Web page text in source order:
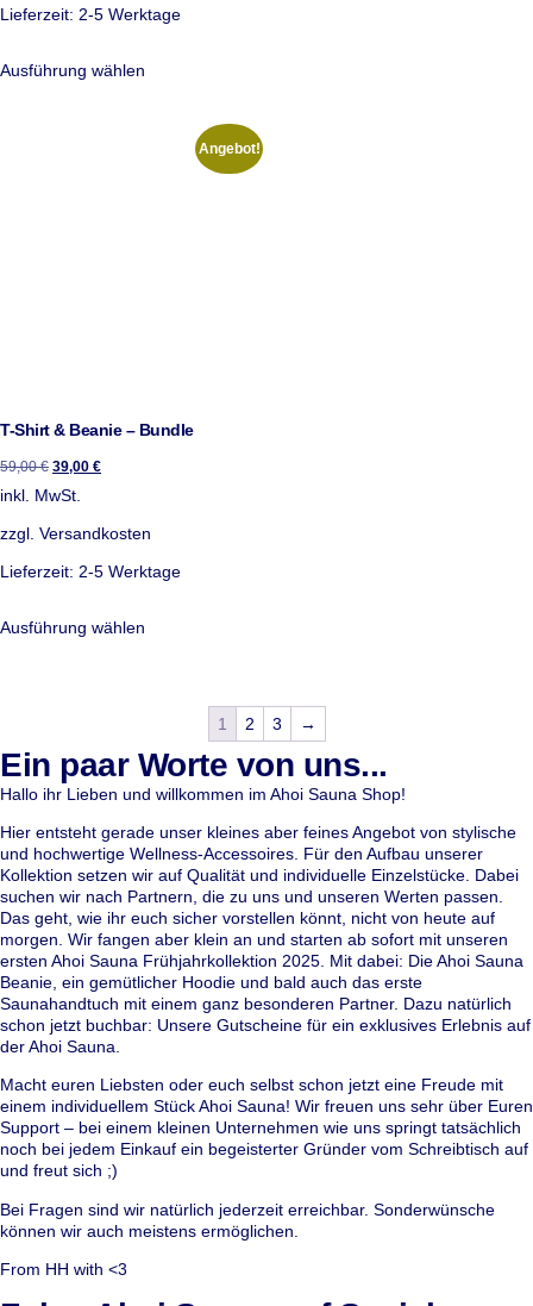
Lieferzeit: 2-5 Werktage
Ausführung wählen
Angebot!
T-Shirt & Beanie – Bundle
59,00€ 39,00 €
inkl. MwSt.
zzgl. Versandkosten
Lieferzeit: 2-5 Werktage
Ausführung wählen
1 2 3 →
Ein paar Worte von uns...
Hallo ihr Lieben und willkommen im Ahoi Sauna Shop!
Hier entsteht gerade unser kleines aber feines Angebot von stylische
und hochwertige Wellness-Accessoires. Für den Aufbau unserer
Kollektion setzen wir auf Qualität und individuelle Einzelstücke. Dabei
suchen wir nach Partnern, die zu uns und unseren Werten passen.
Das geht, wie ihr euch sicher vorstellen könnt, nicht von heute auf
morgen. Wir fangen aber klein an und starten ab sofort mit unseren
ersten Ahoi Sauna Frühjahrkollektion 2025. Mit dabei: Die Ahoi Sauna
Beanie, ein gemütlicher Hoodie und bald auch das erste
Saunahandtuch mit einem ganz besonderen Partner. Dazu natürlich
schon jetzt buchbar: Unsere Gutscheine für ein exklusives Erlebnis auf
der Ahoi Sauna.
Macht euren Liebsten oder euch selbst schon jetzt eine Freude mit
einem individuellem Stück Ahoi Sauna! Wir freuen uns sehr über Euren
Support – bei einem kleinen Unternehmen wie uns springt tatsächlich
noch bei jedem Einkauf ein begeisterter Gründer vom Schreibtisch auf
und freut sich ;)
Bei Fragen sind wir natürlich jederzeit erreichbar. Sonderwünsche
können wir auch meistens ermöglichen.
From HH with <3